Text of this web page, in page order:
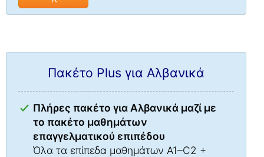
Πακέτο Plus για Αλβανικά
Πλήρες πακέτο για Αλβανικά μαζί με
το πακέτο μαθημάτων
επαγγελματικού επιπέδου
Όλα τα επίπεδα μαθημάτων A1–C2 +